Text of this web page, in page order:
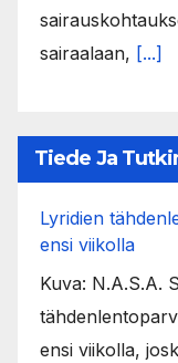
sairaalaan, [...]
Tiede Ja
Lyridien
ensi viikolla
Kuva: N.A.S.A.
ensi viikolla,